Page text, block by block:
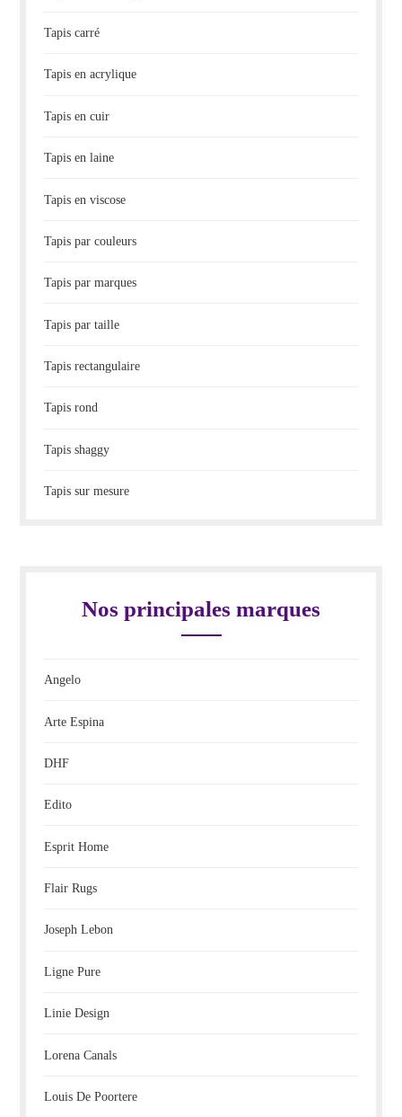
Tapis carré
Tapis en acrylique
Tapis en cuir
Tapis en laine
Tapis en viscose
Tapis par couleurs
Tapis par marques
Tapis par taille
Tapis rectangulaire
Tapis rond
Tapis shaggy
Tapis sur mesure
Nos principales marques
Angelo
Arte Espina
DHF
Edito
Esprit Home
Flair Rugs
Joseph Lebon
Ligne Pure
Linie Design
Lorena Canals
Louis De Poortere